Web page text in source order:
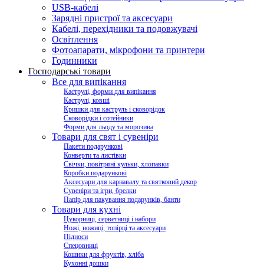
USB-кабелі
Зарядні пристрої та аксесуари
Кабелі, перехідники та подовжувачі
Освітлення
Фотоапарати, мікрофони та принтери
Годинники
Господарські товари
Все для випікання
Каструлі, форми для випікання
Каструлі, ковші
Кришки для каструль і сковорідок
Сковорідки і сотейники
Форми для льоду та морозива
Товари для свят і сувеніри
Пакети подарункові
Конверти та листівки
Свічки, повітряні кульки, хлопавки
Коробки подарункові
Аксесуари для карнавалу та святковий декор
Сувеніри та ігри, брелки
Папір для пакування подарунків, банти
Товари для кухні
Цукорниці, серветниці і набори
Ножі, ножиці, топірці та аксесуари
Підноси
Спецовниці
Кошики для фруктів, хліба
Кухонні дошки